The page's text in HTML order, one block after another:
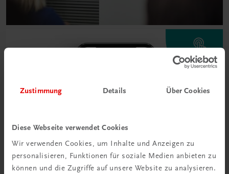
Zustimmung Details Über Cookies
Diese Webseite verwendet Cookies
Wir verwenden Cookies, um Inhalte und Anzeigen zu
personalisieren, Funktionen für soziale Medien anbieten zu
können und die Zugriffe auf unsere Website zu analysieren.
Interaktive